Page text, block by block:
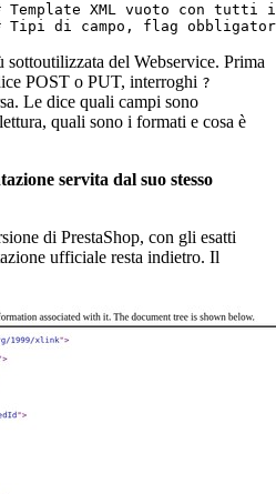
Template XML vuoto con tutti
# Tipi di campo, flag
del Webservice. Prima
POST o PUT, interroghi ?
Le dice quali campi sono
quali sono i formati e cosa è
servita dal suo stesso
di PrestaShop, con gli esatti
ufficiale resta indietro. Il